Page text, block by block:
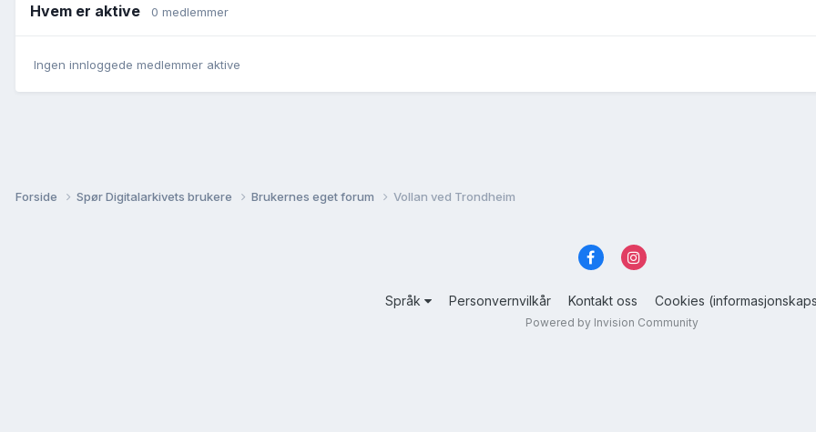
Hvem er aktive 0 medlemmer
Ingen innloggede medlemmer aktive
Forside Spør Digitalarkivets brukere Brukernes eget forum Vollan ved Trondheim
Språk Personvernvilkår Kontakt oss Cookies
Powered by Invision Community